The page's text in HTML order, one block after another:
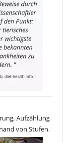
Aufzählung
von Stufen.